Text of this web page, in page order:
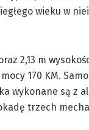
wieku w
2,13 m
170 KM.
wykonane są z
trzech